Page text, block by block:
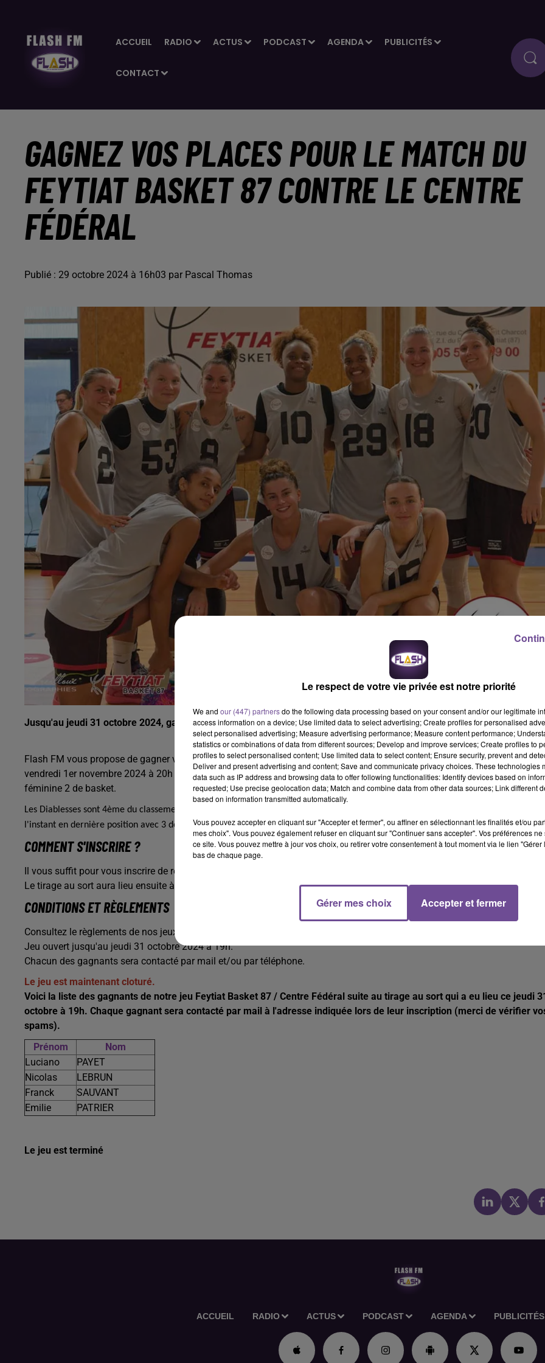
ACCUEIL RADIO ACTUS PODCAST AGENDA PUBLICITÉS
CONTACT
GAGNEZ VOS PLACES POUR LE MATCH DU
FEYTIAT BASKET 87 CONTRE LE CENTRE
FÉDÉRAL
Publié : 29 octobre 2024 à 16h03 par Pascal Thomas
Jusqu'au jeudi 31 octobre 2024, gagnez vos places pour le match Feytiat Basket 87 contre Le Centre Fédéral
Flash FM vous propose de gagner vos places pour le prochain match du Feytiat Basket 87 contre Le Centre Fédéral le
vendredi 1er novembre 2024 à 20h au Gymnase Roger Couderc de Feytiat pour la 4ème journée du championnat de Ligue
féminine 2 de basket.
Les Diablesses sont 4ème du classement après 2 victoires et 1 défaite, et reçoivent cette équipe du Centre Fédéral qui est pour
l'instant en dernière position avec 3 défaites au compteur.
COMMENT S'INSCRIRE ?
Il vous suffit pour vous inscrire de remplir le formulaire ci-dessous. Vous avez jusqu'au jeudi 31 octobre 2024 jusqu'à
Le tirage au sort aura lieu ensuite à partir de 19h.
CONDITIONS ET RÈGLEMENTS
Consultez le règlements de nos jeux :
Jeu ouvert jusqu'au jeudi 31 octobre 2024 à 19h.
Chacun des gagnants sera contacté par mail et/ou par téléphone.
Le jeu est maintenant cloturé.
Voici la liste des gagnants de notre jeu Feytiat Basket 87 / Centre Fédéral suite au tirage au sort qui a eu lieu ce jeudi
octobre à 19h. Chaque gagnant sera contacté par mail à l'adresse indiquée lors de leur inscription (merci de vérifier
spams).
Prénom
Nom
Luciano
PAYET
Nicolas
LEBRUN
Franck
SAUVANT
Emilie
PATRIER
Le jeu est terminé
ACCUEIL RADIO ACTUS PODCAST AGENDA PUBLICITÉS
Le respect de votre vie privée est notre priorité
We and our (447) partnersdo the following data processing based on your consent and/or our legitimate
access information on a device; Use limited data to select advertising; Create profiles for personalised
select personalised advertising; Measure advertising performance; Measure content performance;
statistics or combinations of data from different sources; Develop and improve services; Create profiles to
profiles to select personalised content; Use limited data to select content; Ensure security, prevent and
Deliver and present advertising and content; Save and communicate privacy choices. These technologies
data such as IP address and browsing data to offer following functionalities: Identify devices based on
requested; Use precise geolocation data; Match and combine data from other data sources; Link different
based on information transmitted automatically.
Vous pouvez accepter en cliquant sur "Accepter et fermer", ou affiner en sélectionnant les finalités et/ou
mes choix". Vous pouvez également refuser en cliquant sur "Continuer sans accepter". Vos préférences
ce site. Vous pouvez mettre à jour vos choix, ou retirer votre consentement à tout moment via le lien
bas de chaque page.
Gérer mes choix Accepter et fermer